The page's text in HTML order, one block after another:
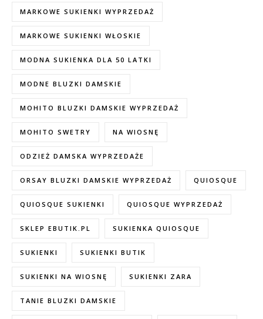
MARKOWE SUKIENKI WYPRZEDAŻ
MARKOWE SUKIENKI WŁOSKIE
MODNA SUKIENKA DLA 50 LATKI
MODNE BLUZKI DAMSKIE
MOHITO BLUZKI DAMSKIE WYPRZEDAŻ
MOHITO SWETRY NA WIOSNĘ
ODZIEŻ DAMSKA WYPRZEDAŻE
ORSAY BLUZKI DAMSKIE WYPRZEDAŻ QUIOSQUE
QUIOSQUE SUKIENKI QUIOSQUE WYPRZEDAŻ
SKLEP EBUTIK.PL SUKIENKA QUIOSQUE
SUKIENKI SUKIENKI BUTIK
SUKIENKI NA WIOSNĘ SUKIENKI ZARA
TANIE BLUZKI DAMSKIE